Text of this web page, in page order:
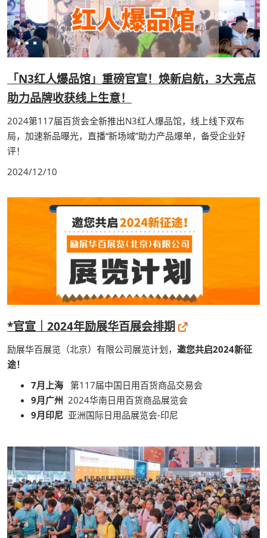
「N3红人爆品馆」重磅官宣！焕新启航，3大亮点
助力品牌收获线上生意！
2024第117届百货会全新推出N3红人爆品馆，线上线下双布
局，加速新品曝光，直播“新场域”助力产品爆单，备受企业好
评！
2024/12/10
*官宣｜2024年励展华百展会排期
励展华百展览（北京）有限公司展览计划， 邀您共启2024新征
途！
7月上海 第117届中国日用百货商品交易会
9月广州 2024华南日用百货商品展览会
9月印尼 亚洲国际日用品展览会-印尼